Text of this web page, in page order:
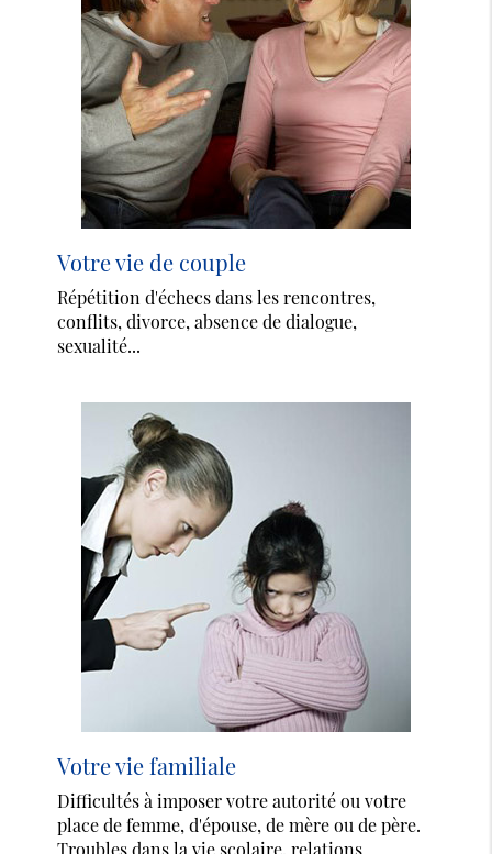
Votre vie de couple
Répétition d'échecs dans les rencontres,
conflits, divorce, absence de dialogue,
sexualité...
Votre vie familiale
Difficultés à imposer votre autorité ou votre
place de femme, d'épouse, de mère ou de père.
Troubles dans la vie scolaire, relations